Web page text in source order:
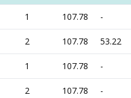
1 107.78 -
2 107.78 53.22
1 107.78 -
2 107.78 -